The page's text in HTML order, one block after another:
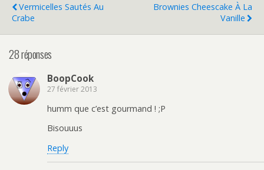
Vermicelles Sautés Au
Crabe
Brownies Cheescake À La
Vanille
28 réponses
BoopCook
27 février 2013
humm que c’est gourmand ! ;P
Bisouuus
Reply